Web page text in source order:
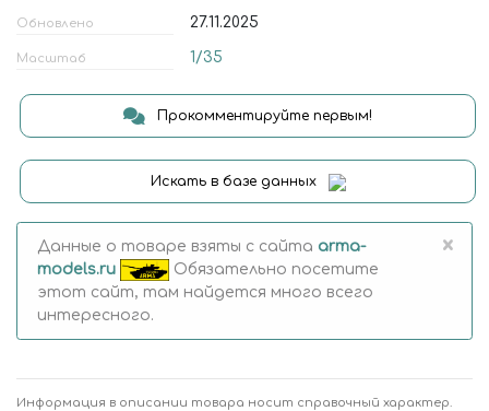
Обновлено 27.11.2025
Масштаб 1/35
Прокомментируйте первым!
Искать в базе данных
Данные о товаре взяты с сайта arma-
models.ru
Обязательно посетите
этот сайт, там найдется много всего
интересного.
×
Информация в описании товара носит справочный характер.